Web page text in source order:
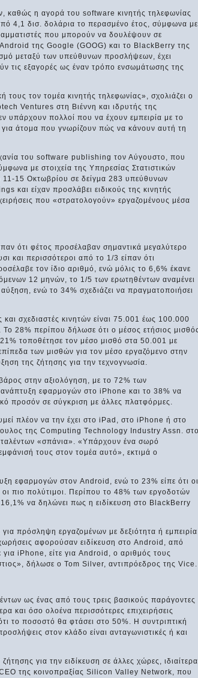
καθώς η αγορά του software κινητής τηλεφωνίας
4,1 δισ. δολάρια το περασμένο έτος, σύμφωνα με
που μπορούν να δουλέψουν σε
της Google (GOOG) και το BlackBerry της
μεταξύ των υπεύθυνων προσλήψεων, έχει
τις εξαγορές ως έναν τρόπο ενσωμάτωσης της
τον τομέα κινητής τηλεφωνίας», σχολιάζει ο
Ventures στη Βιέννη και ιδρυτής της
υπάρχουν πολλοί που να έχουν εμπειρία με το
για άτομα που γνωρίζουν πώς να κάνουν αυτή τη
του software publishing τον Αύγουστο, που
με στοιχεία της Υπηρεσίας Στατιστικών
15 Οκτωβρίου σε δείγμα 283 υπεύθυνων
και είχαν προσλάβει ειδικούς της κινητής
που «στρατολογούν» εργαζομένους μέσα
ότι φέτος προσέλαβαν σημαντικά μεγαλύτερο
και περισσότεροι από το 1/3 είπαν ότι
τον ίδιο αριθμό, ενώ μόλις το 6,6% έκανε
12 μηνών, το 1/5 των ερωτηθέντων αναμένει
ενώ το 34% σχεδιάζει να πραγματοποιήσει
σχεδιαστές κινητών είναι 75.001 έως 100.000
28% περίπου δήλωσε ότι ο μέσος ετήσιος
τοποθέτησε τον μέσο μισθό στα 50.001 με
των μισθών για τον μέσο εργαζόμενο στην
της ζήτησης για την τεχνογνωσία.
στην αξιολόγηση, με το 72% των
εφαρμογών στο iPhone και το 38% να
προσόν σε σύγκριση με άλλες πλατφόρμες.
πλέον να την έχει στο iPad, στο iPhone ή στο
της Computing Technology Industry Assn.
ταλέντων «σπάνια». «Υπάρχουν ένα σωρό
τους στον τομέα αυτό», εκτιμά ο
εφαρμογών στον Android, ενώ το 23% είπε ότι οι
πιο πολύτιμοι. Περίπου το 48% των εργοδοτών
να δηλώνει πως η ειδίκευση στο BlackBerry
πρόσληψη εργαζομένων με δεξιότητα ή εμπειρία
αφορούσαν ειδίκευση στο Android, από
για iPhone, είτε για Android, ο αριθμός τους
δήλωσε ο Tom Silver, αντιπρόεδρος της Vice.
ως ένας από τους τρεις βασικούς παράγοντες
και όσο ολοένα περισσότερες επιχειρήσεις
το ποσοστό θα φτάσει στο 50%. Η συντριπτική
στον κλάδο είναι ανταγωνιστικές ή και
για την ειδίκευση σε άλλες χώρες, ιδιαίτερα
της κοινοπραξίας Silicon Valley Network, που